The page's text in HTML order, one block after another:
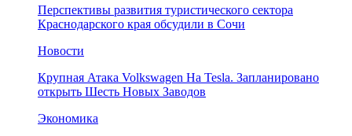
Перспективы развития туристического сектора
Краснодарского края обсудили в Сочи
Новости
Крупная Атака Volkswagen На Tesla. Запланировано
открыть Шесть Новых Заводов
Экономика